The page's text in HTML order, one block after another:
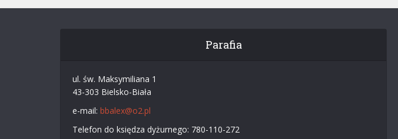
Parafia
ul. św. Maksymiliana 1
43-303 Bielsko-Biała
e-mail: bbalex@o2.pl
Telefon do księdza dyżurnego: 780-110-272